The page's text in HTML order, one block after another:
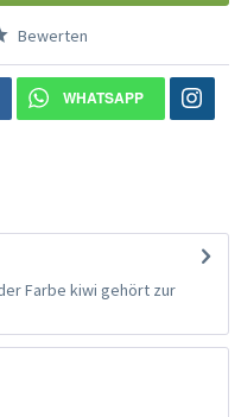
Bewerten
WHATSAPP
Farbe kiwi gehört zur